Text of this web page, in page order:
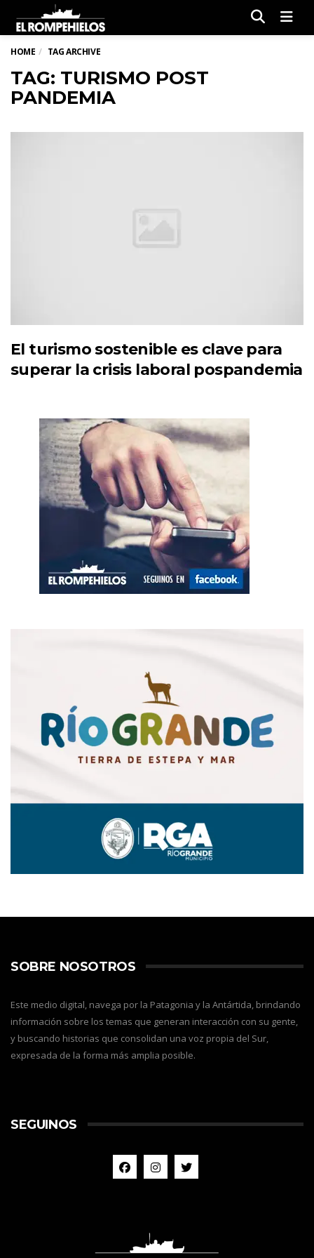
HOME TAG ARCHIVE
TAG: TURISMO POST
PANDEMIA
El turismo sostenible es clave para
superar la crisis laboral pospandemia
SOBRE NOSOTROS
Este medio digital, navega por la Patagonia y la Antártida, brindando
información sobre los temas que generan interacción con su gente,
y buscando historias que consolidan una voz propia del Sur,
expresada de la forma más amplia posible.
SEGUINOS